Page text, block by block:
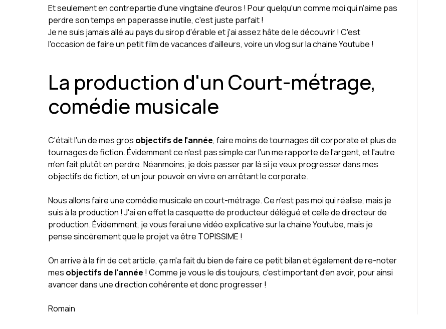
Et seulement en contrepartie d'une vingtaine d'euros ! Pour quelqu'un comme moi qui n'aime pas
perdre son temps en paperasse inutile, c'est juste parfait !
Je ne suis jamais allé au pays du sirop d'érable et j'ai assez hâte de le découvrir ! C'est
l'occasion de faire un petit film de vacances d'ailleurs, voire un vlog sur la chaine Youtube !
La production d'un Court-métrage,
comédie musicale
C'était l'un de mes gros objectifs de l'année, faire moins de tournages dit corporate et plus de
tournages de fiction. Évidemment ce n'est pas simple car l'un me rapporte de l'argent, et l'autre
m'en fait plutôt en perdre. Néanmoins, je dois passer par là si je veux progresser dans mes
objectifs de fiction, et un jour pouvoir en vivre en arrêtant le corporate.
Nous allons faire une comédie musicale en court-métrage. Ce n'est pas moi qui réalise, mais je
suis à la production ! J'ai en effet la casquette de producteur délégué et celle de directeur de
production. Évidemment, je vous ferai une vidéo explicative sur la chaine Youtube, mais je
pense sincèrement que le projet va être TOPISSIME !
On arrive à la fin de cet article, ça m'a fait du bien de faire ce petit bilan et également de re-noter
mes objectifs de l'année ! Comme je vous le dis toujours, c'est important d'en avoir, pour ainsi
avancer dans une direction cohérente et donc progresser !
Romain